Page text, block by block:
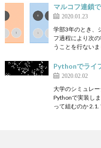
マルコフ連鎖
2020.01.23
学部3年のとき、
フ過程により次
うことを行ない
Pythonでライ
2020.02.02
大学のシミュレ
Pythonで実装し
って組むのか